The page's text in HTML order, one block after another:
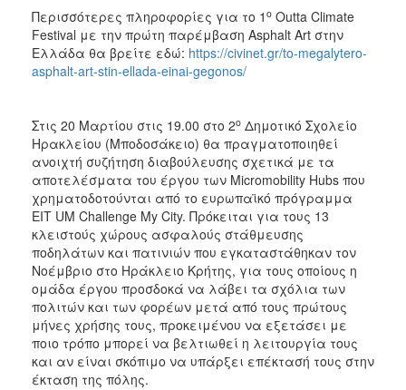
Περισσότερες πληροφορίες για το 1 ο Outta Climate
Festival με την πρώτη παρέμβαση Asphalt Art στην
Ελλάδα θα βρείτε εδώ: https://civinet.gr/to-megalytero-
asphalt-art-stin-ellada-einai-gegonos/
Στις 20 Μαρτίου στις 19.00 στο 2ο Δημοτικό Σχολείο
Ηρακλείου (Μποδοσάκειο) θα πραγματοποιηθεί
ανοιχτή συζήτηση διαβούλευσης σχετικά με τα
αποτελέσματα του έργου των Micromobility Hubs που
χρηματοδοτούνται από το ευρωπαϊκό πρόγραμμα
EIT UM Challenge My City. Πρόκειται για τους 13
κλειστούς χώρους ασφαλούς στάθμευσης
ποδηλάτων και πατινιών που εγκαταστάθηκαν τον
Νοέμβριο στο Ηράκλειο Κρήτης, για τους οποίους η
ομάδα έργου προσδοκά να λάβει τα σχόλια των
πολιτών και των φορέων μετά από τους πρώτους
μήνες χρήσης τους, προκειμένου να εξετάσει με
ποιο τρόπο μπορεί να βελτιωθεί η λειτουργία τους
και αν είναι σκόπιμο να υπάρξει επέκτασή τους στην
έκταση της πόλης.